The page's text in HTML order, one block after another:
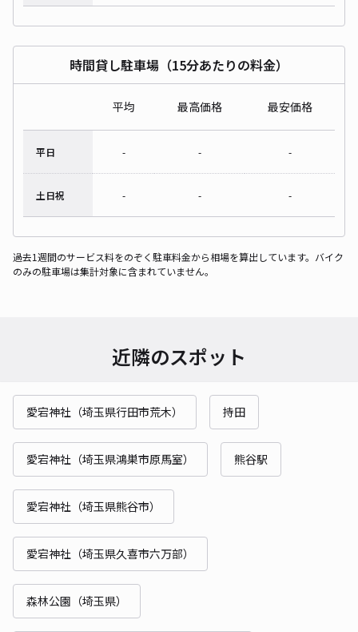
時間貸し駐車場（15分あたりの料金）
平均 最高価格 最安価格
平日 - - -
土日祝 - - -
過去1週間のサービス料をのぞく駐車料金から相場を算出しています。バイク
のみの駐車場は集計対象に含まれていません。
近隣のスポット
愛宕神社（埼玉県行田市荒木） 持田
愛宕神社（埼玉県鴻巣市原馬室） 熊谷駅
愛宕神社（埼玉県熊谷市）
愛宕神社（埼玉県久喜市六万部）
森林公園（埼玉県）